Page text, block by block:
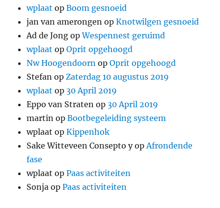
wplaat opBoom gesnoeid
jan van amerongen opKnotwilgen gesnoeid
Ad de Jong opWespennest geruimd
wplaat opOprit opgehoogd
Nw Hoogendoorn opOprit opgehoogd
Stefan op Zaterdag 10 augustus 2019
wplaat op 30 April 2019
Eppo van Straten op 30 April 2019
martin opBootbegeleiding systeem
wplaat opKippenhok
Sake Witteveen Consepto yop Afrondende
fase
wplaat opPaas activiteiten
Sonja opPaas activiteiten